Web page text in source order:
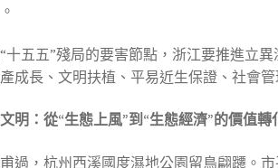
十五五”殘局的要害節點，浙江要推進立
成長、文明扶植、平易近生保證、社會
明：從“生態上風”到“生態經濟”的價值轉
過，杭州西溪國度濕地公園留鳥翩躚。